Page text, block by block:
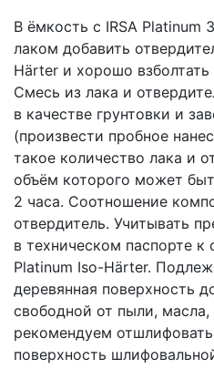
В ёмкость с IRSA Platinum
лаком добавить
Härter и хорошо взболтать
Смесь из лака и
в качестве грунтовки и
(произвести пробное
такое количество лака и
объём которого может
2 часа. Соотношение
отвердитель. Учитывать
в техническом паспорте к
Platinum Iso-Härter.
деревянная поверхность
свободной от пыли,
рекомендуем
поверхность